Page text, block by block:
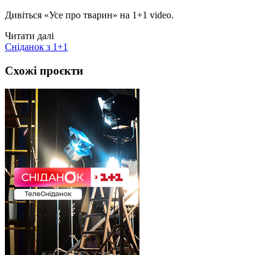
Дивіться «Усе про тварин» на 1+1 video.
Читати далі
Сніданок з 1+1
Схожі проєкти